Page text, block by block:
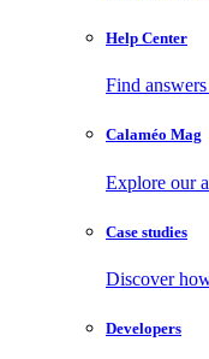
Help Center
Find
Calaméo Mag
Explore our
Case studies
Discover
Developers